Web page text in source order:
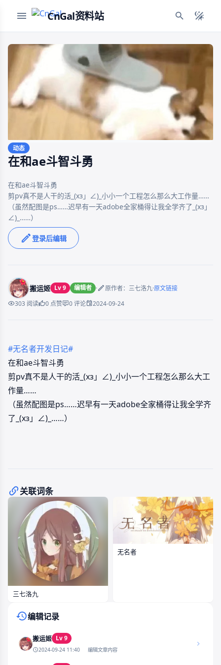
CnGal资料站
动态
在和ae斗智斗勇
在和ae斗智斗勇
剪pv真不是人干的活_(xз」∠)_小小一个工程怎么那么大工作量……
（虽然配图是ps……迟早有一天adobe全家桶得让我全学齐了_(xз」
登录后编辑
搬运姬 Lv 9 编辑者 · 原作者：三七洛九·原文链接
303 阅读
0 点赞 0 评论 2024-09-24
#无名者开发日记#
在和ae斗智斗勇
剪pv真不是人干的活_(xз」∠)_小小一个工程怎么那么大工
作量……
（虽然配图是ps……迟早有一天adobe全家桶得让我全学齐
了_(xз」∠)_……）
关联词条
三七洛九
无名者
编辑记录
搬运姬 Lv 9
2024-09-24 11:40 编辑文章内容